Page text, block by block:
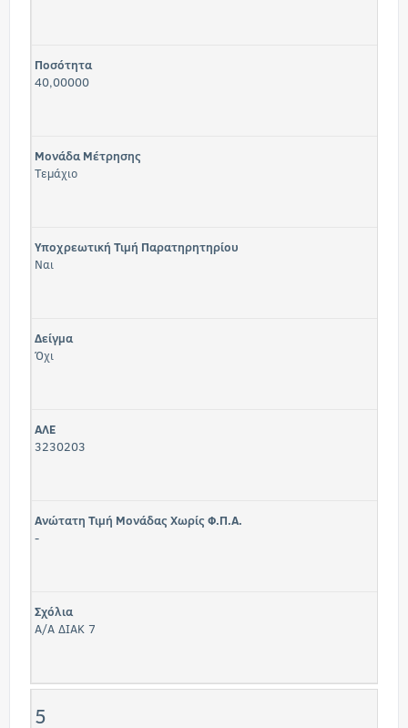
Ποσότητα
40,00000
Μονάδα Μέτρησης
Τεμάχιο
Υποχρεωτική Τιμή Παρατηρητηρίου
Ναι
Δείγμα
Όχι
ΑΛΕ
3230203
Ανώτατη Τιμή Μονάδας Χωρίς Φ.Π.Α.
-
Σχόλια
Α/Α ΔΙΑΚ 7
5